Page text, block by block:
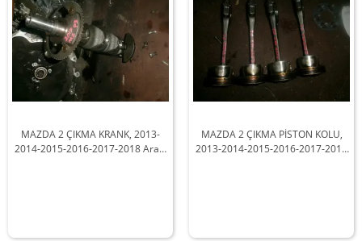
MAZDA 2 ÇIKMA KRANK, 2013-
2014-2015-2016-2017-2018 Arası
MAZDA 2 ÇIKMA PİSTON KOLU,
2013-2014-2015-2016-2017-2018